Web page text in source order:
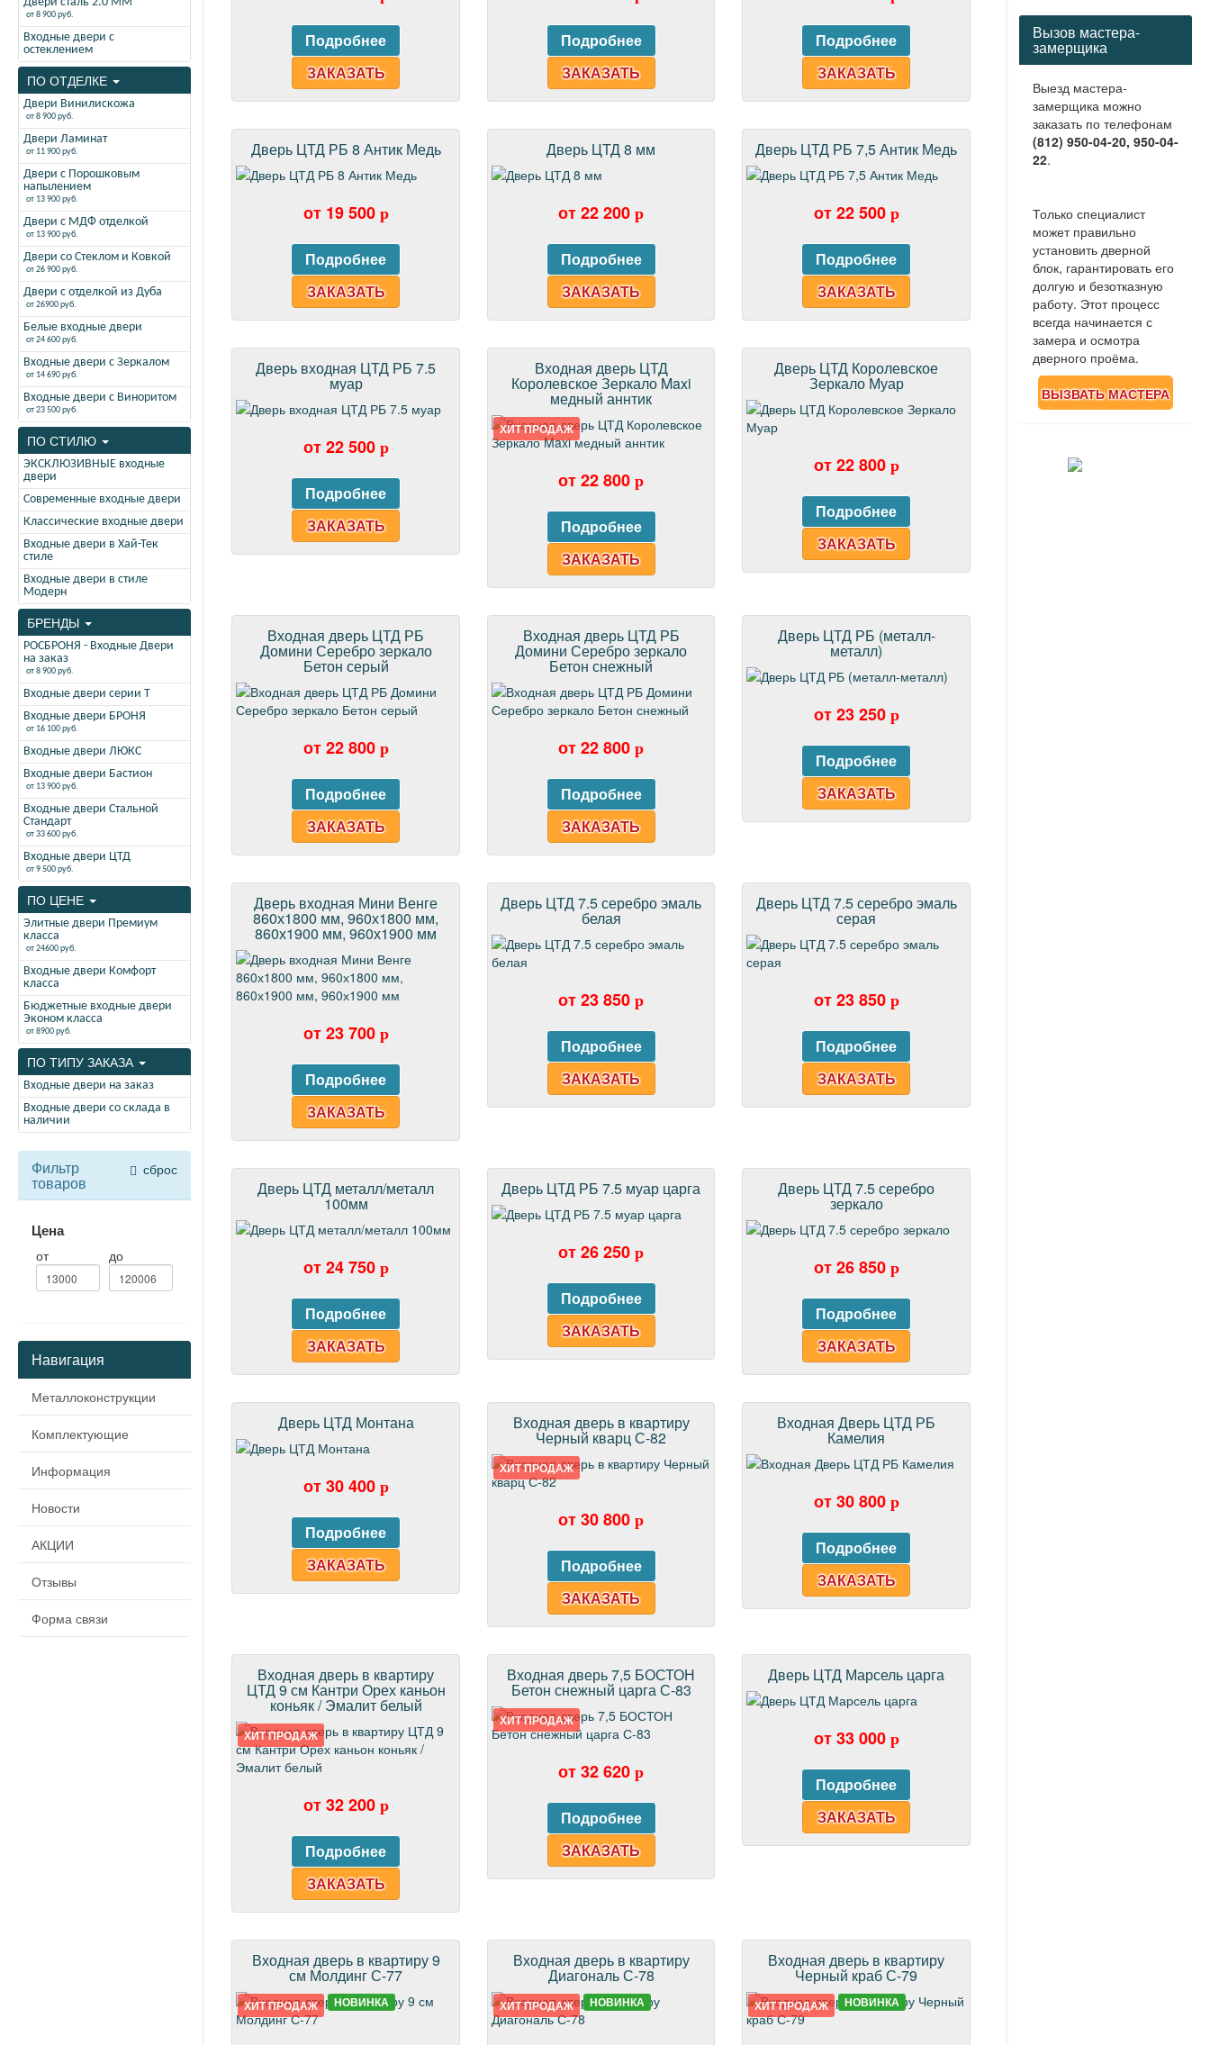
от 8 900 руб.
Входные двери с
остеклением
ПО ОТДЕЛКЕ
Двери Винилискожа
от 8 900 руб.
Двери Ламинат
от 11 900 руб.
Двери с Порошковым
напылением
от 13 900 руб.
Двери с МДФ отделкой
от 13 900 руб.
Двери со Стеклом и Ковкой
от 26 900 руб.
Двери с отделкой из Дуба
от 26900 руб.
Белые входные двери
от 24 600 руб.
Входные двери с Зеркалом
от 14 690 руб.
Входные двери с Виноритом
от 23 500 руб.
ПО СТИЛЮ
ЭКСКЛЮЗИВНЫЕ входные
двери
Современные входные двери
Классические входные двери
Входные двери в Хай-Тек
стиле
Входные двери в стиле
Модерн
БРЕНДЫ
РОСБРОНЯ - Входные Двери
на заказ
от 8 900 руб.
Входные двери серии Т
Входные двери БРОНЯ
от 16 100 руб.
Входные двери ЛЮКС
Входные двери Бастион
от 13 900 руб.
Входные двери Стальной
Стандарт
от 33 600 руб.
Входные двери ЦТД
от 9 500 руб.
ПО ЦЕНЕ
Элитные двери Премиум
класса
от 24600 руб.
Входные двери Комфорт
класса
Бюджетные входные двери
Эконом класса
от 8900 руб.
ПО ТИПУ ЗАКАЗА
Входные двери на заказ
Входные двери со склада в
наличии
сброс
Фильтр
товаров
Цена
от до
Навигация
Металлоконструкции
Комплектующие
Информация
Новости
АКЦИИ
Отзывы
Форма связи
ЗАКАЗАТЬ ЗАКАЗАТЬ ЗАКАЗАТЬ
Дверь ЦТД РБ 8 Антик Медь
от 19 500 p
ЗАКАЗАТЬ
Дверь ЦТД 8 мм
от 22 200p
ЗАКАЗАТЬ
Дверь ЦТД РБ 7,5 Антик Медь
от 22 500 p
ЗАКАЗАТЬ
Дверь входная ЦТД РБ 7.5
муар
от 22 500 p
ЗАКАЗАТЬ
Входная дверь ЦТД
Королевское Зеркало Maxi
медный аннтик
ХИТ ПРОДАЖ
от 22 800p
ЗАКАЗАТЬ
Дверь ЦТД Королевское
Зеркало Муар
от 22 800 p
ЗАКАЗАТЬ
Входная дверь ЦТД РБ
Домини Серебро зеркало
Бетон серый
от 22 800 p
ЗАКАЗАТЬ
Входная дверь ЦТД РБ
Домини Серебро зеркало
Бетон снежный
от 22 800p
ЗАКАЗАТЬ
Дверь ЦТД РБ (металл-
металл)
от 23 250 p
ЗАКАЗАТЬ
Дверь входная Мини Венге
860х1800 мм, 960х1800 мм,
860х1900 мм, 960х1900 мм
от 23 700 p
ЗАКАЗАТЬ
Дверь ЦТД 7.5 серебро эмаль
белая
от 23 850p
ЗАКАЗАТЬ
Дверь ЦТД 7.5 серебро эмаль
серая
от 23 850 p
ЗАКАЗАТЬ
Дверь ЦТД металл/металл
100мм
от 24 750 p
ЗАКАЗАТЬ
Дверь ЦТД РБ 7.5 муар царга
от 26 250p
ЗАКАЗАТЬ
Дверь ЦТД 7.5 серебро
зеркало
от 26 850 p
ЗАКАЗАТЬ
Дверь ЦТД Монтана
от 30 400 p
ЗАКАЗАТЬ
Входная дверь в квартиру
Черный кварц С-82
ХИТ ПРОДАЖ
от 30 800p
ЗАКАЗАТЬ
Входная Дверь ЦТД РБ
Камелия
от 30 800 p
ЗАКАЗАТЬ
Входная дверь в квартиру
ЦТД 9 см Кантри Орех каньон
коньяк / Эмалит белый
ХИТ ПРОДАЖ
от 32 200 p
ЗАКАЗАТЬ
Входная дверь 7,5 БОСТОН
Бетон снежный царга С-83
ХИТ ПРОДАЖ
от 32 620p
ЗАКАЗАТЬ
Дверь ЦТД Марсель царга
от 33 000 p
ЗАКАЗАТЬ
Входная дверь в квартиру 9
см Молдинг С-77
ХИТ ПРОДАЖ НОВИНКА
Входная дверь в квартиру
Диагональ С-78
ХИТ ПРОДАЖ НОВИНКА
Входная дверь в квартиру
Черный краб С-79
ХИТ ПРОДАЖ НОВИНКА
Вызов мастера-
замерщика
Выезд мастера-
замерщика можно
заказать по телефонам
(812) 950-04-20, 950-04-
22.
Только специалист
может правильно
установить дверной
блок, гарантировать его
долгую и безотказную
работу. Этот процесс
всегда начинается с
замера и осмотра
дверного проёма.
ВЫЗВАТЬ МАСТЕРА
КОНТАКТЕ